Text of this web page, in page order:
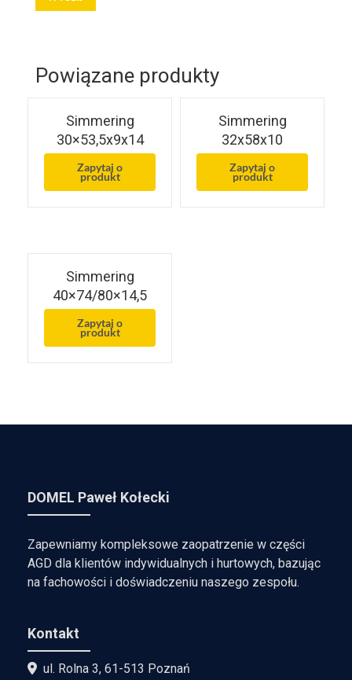
Powiązane produkty
Simmering
30×53,5x9x14
Zapytaj o
produkt
Simmering
32x58x10
Zapytaj o
produkt
Simmering
40×74/80×14,5
Zapytaj o
produkt
DOMEL Paweł Kołecki
Zapewniamy kompleksowe zaopatrzenie w części
AGD dla klientów indywidualnych i hurtowych, bazując
na fachowości i doświadczeniu naszego zespołu.
Kontakt
ul. Rolna 3, 61-513 Poznań